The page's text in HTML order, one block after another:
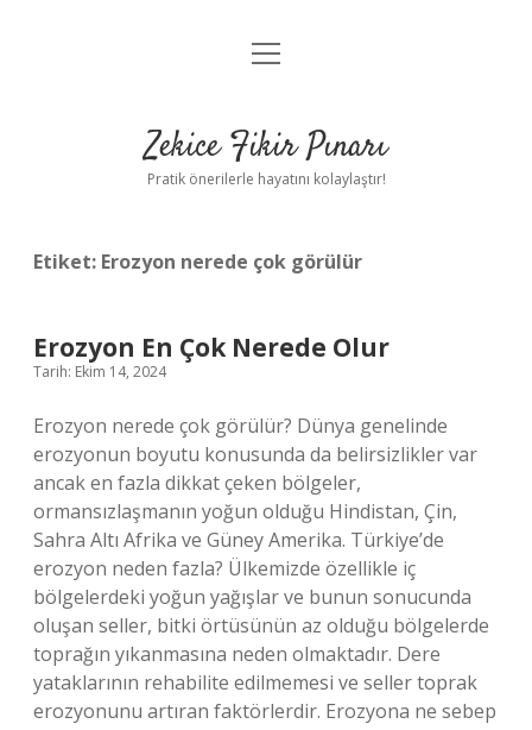
Anasayfa
Yasal Uyarı
menüyü
Zekice Fikir Pınarı
Pratik önerilerle hayatını kolaylaştır!
Etiket: Erozyon nerede çok görülür
Erozyon En Çok Nerede Olur
Tarih: Ekim 14, 2024
Erozyon nerede çok görülür? Dünya genelinde
erozyonun boyutu konusunda da belirsizlikler var
ancak en fazla dikkat çeken bölgeler,
ormansızlaşmanın yoğun olduğu Hindistan, Çin,
Sahra Altı Afrika ve Güney Amerika. Türkiye’de
erozyon neden fazla? Ülkemizde özellikle iç
bölgelerdeki yoğun yağışlar ve bunun sonucunda
oluşan seller, bitki örtüsünün az olduğu bölgelerde
toprağın yıkanmasına neden olmaktadır. Dere
yataklarının rehabilite edilmemesi ve seller toprak
erozyonunu artıran faktörlerdir. Erozyona ne sebep